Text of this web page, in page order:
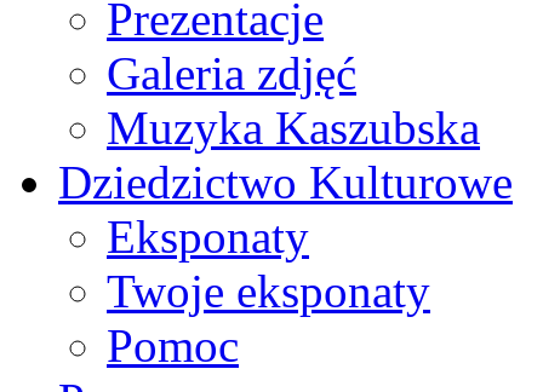
Prezentacje
Galeria zdjęć
Muzyka Kaszubska
Dziedzictwo Kulturowe
Eksponaty
Twoje eksponaty
Pomoc